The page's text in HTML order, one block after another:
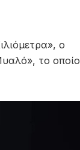
ο
το οποίο